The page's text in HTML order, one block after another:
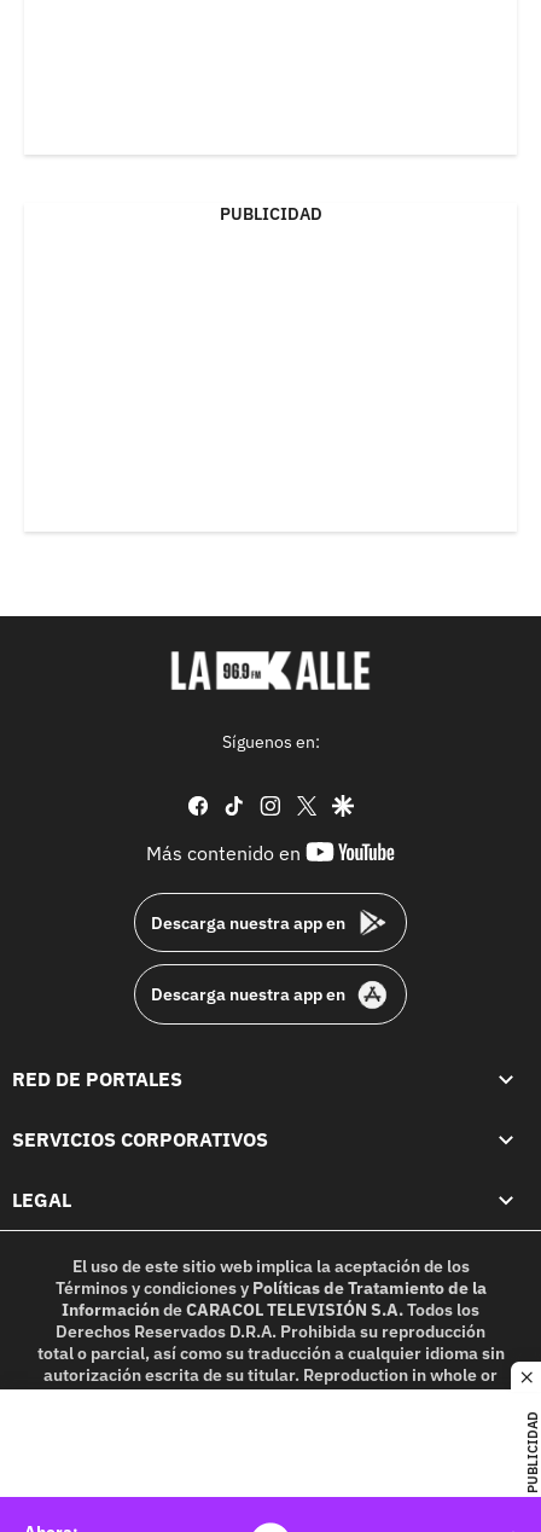
PUBLICIDAD
PUBLICIDAD
Síguenos en:
facebook
tiktok instagram
twittergoogle
Más contenido en
youtube-
Descarga nuestra app en
Descarga nuestra app en
RED DE PORTALES
SERVICIOS CORPORATIVOS
LEGAL
El uso de este sitio web implica la aceptación de los
Términos y condicionesy Políticas de Tratamiento de la
InformacióndeCARACOL TELEVISIÓN S.A.Todos los
Derechos Reservados D.R.A. Prohibida su reproducción
total o parcial, así como su traducción a cualquier idioma sin
autorización escrita de su titular. Reproduction in whole or